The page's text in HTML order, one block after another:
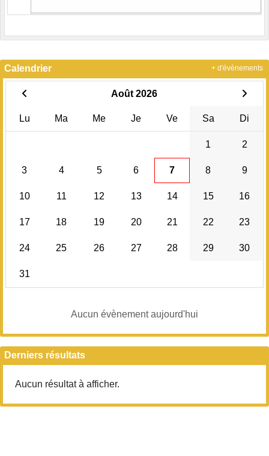
18h00
20h00
21h00
17h30 – 18h00
18h30 – 19h00
19h30 – 20h00
20h00 – 20h30
20h30 – 21h00
21h00 – 21h30
Calendrier
Août 2026
Lu Ma Me Je Ve Sa Di
1 2
3 4 5 6 7 8 9
10 11 12 13 14 15 16
17 18 19 20 21 22 23
24 25 26 27 28 29 30
31
Aucun évènement aujourd'hui
+ d'évènements
Derniers résultats
Aucun résultat à afficher.